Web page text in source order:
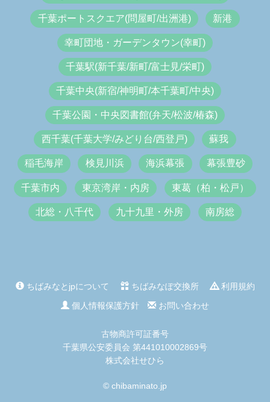
千葉ポートスクエア(問屋町/出洲港) 新港
幸町団地・ガーデンタウン(幸町)
千葉駅(新千葉/新町/富士見/栄町)
千葉中央(新宿/神明町/本千葉町/中央)
千葉公園・中央図書館(弁天/松波/椿森)
西千葉(千葉大学/みどり台/西登戸) 蘇我
稲毛海岸 検見川浜 海浜幕張 幕張豊砂
千葉市内 東京湾岸・内房 東葛（柏・松戸）
北総・八千代 九十九里・外房 南房総
ちばみなとjpについて ちばみなぽ交換所
利用規約
個人情報保護方針
お問い合わせ
古物商許可証番号
千葉県公安委員会 第441010002869号
株式会社せひら
© chibaminato.jp